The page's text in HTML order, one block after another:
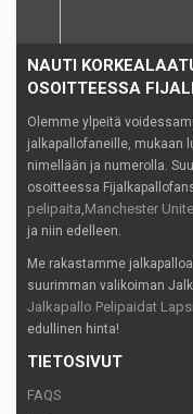
NAUTI
OSOITTEESSA
Olemme ylpeitä
jalkapallofaneille, mukaan
nimellään ja numerolla.
osoitteessa
pelipaita,Manchester
ja niin edelleen.
Me rakastamme
suurimman valikoiman
Jalkapallo Pelipaidat
edullinen hinta!
TIETOSIVUT
FAQS